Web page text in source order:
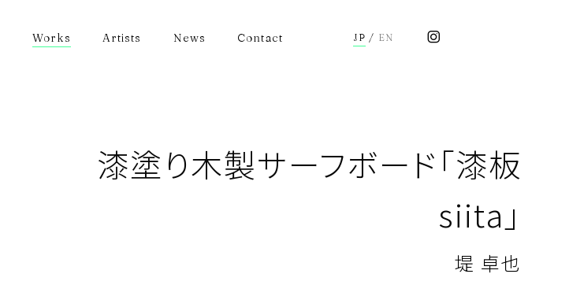
Works Artists News Contact JP / EN
漆塗り木製サーフボード「漆板
siita」
堤 卓也